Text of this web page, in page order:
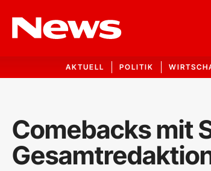
AKTUELL POLITIK
Comebacks mit